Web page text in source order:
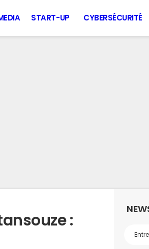
START-UP CYBERSÉCURITÉ
: